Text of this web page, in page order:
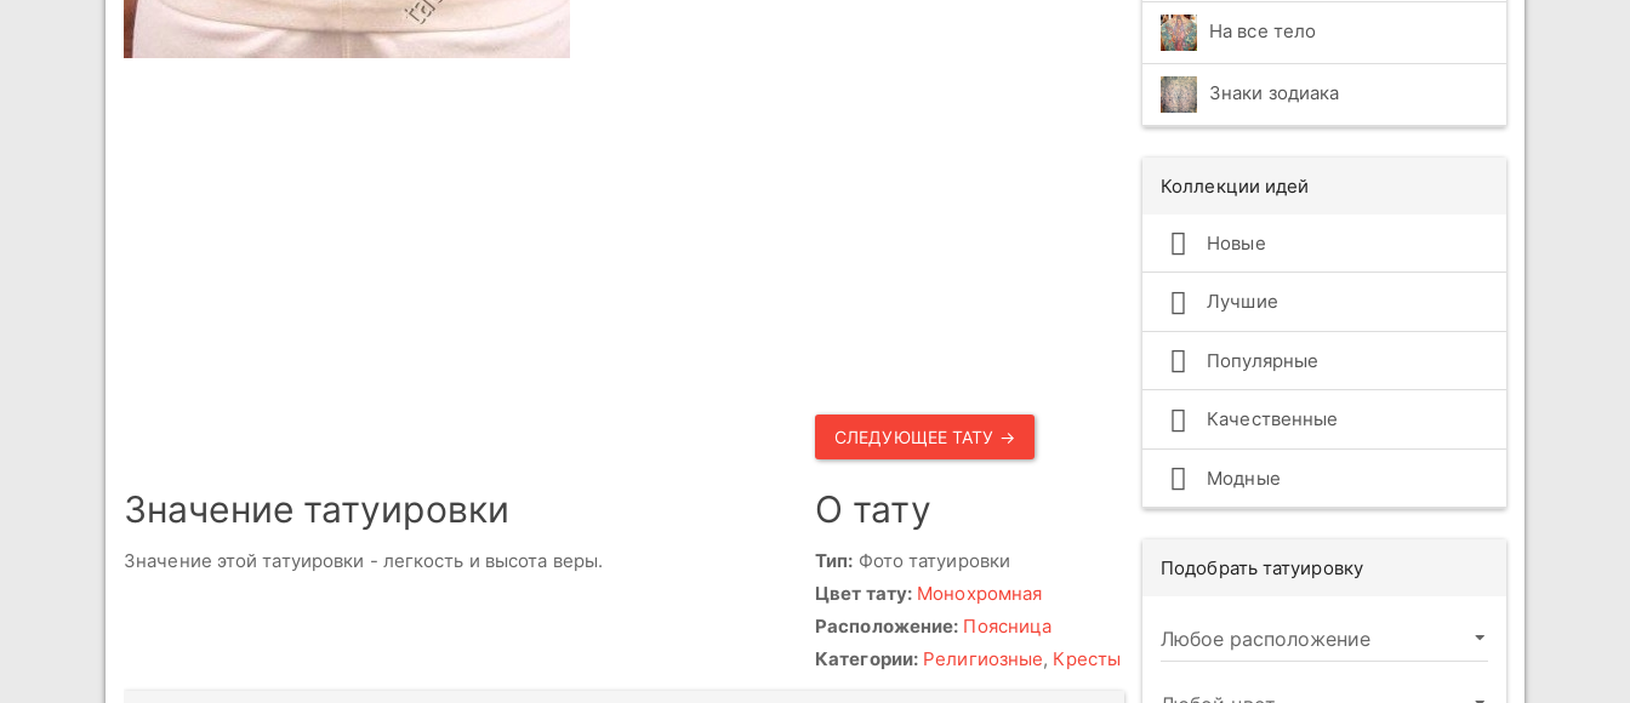
СЛЕДУЮЩЕЕ ТАТУ →
Значение татуировки
Значение этой татуировки - легкость и высота веры.
О тату
Тип: Фото татуировки
Цвет тату: Монохромная
Расположение: Поясница
Категории: Религиозные, Кресты
На все тело
Знаки зодиака
Коллекции идей
Новые
Лучшие
Популярные
Качественные
Модные
Подобрать татуировку